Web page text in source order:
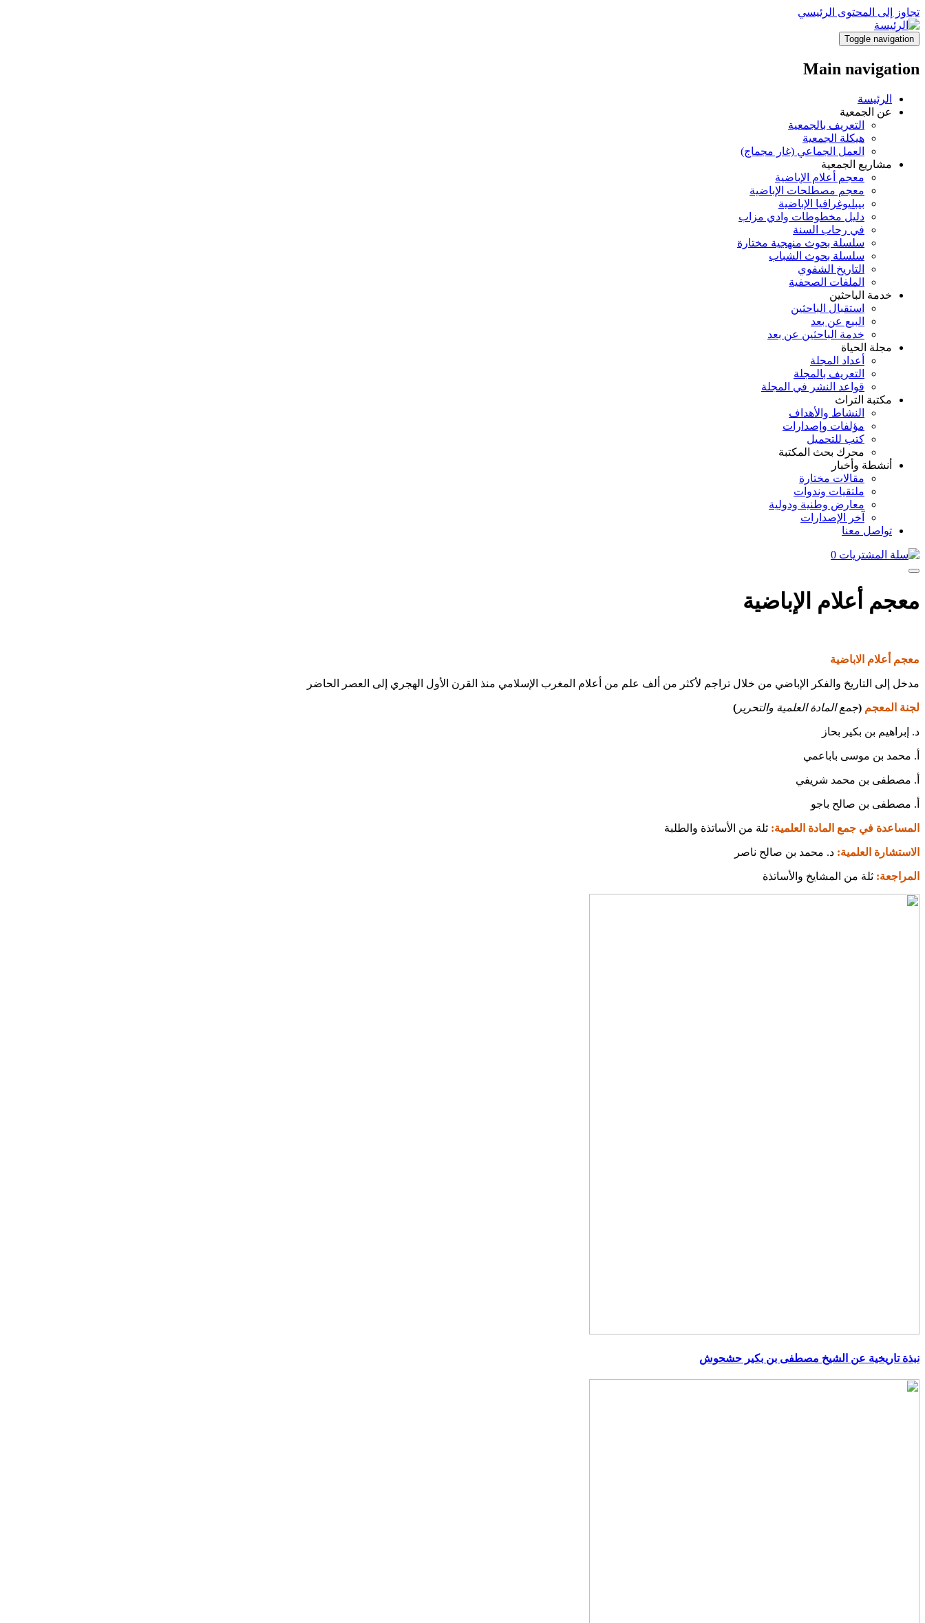
تجاوز إلى المحتوى الرئيسي
Toggle navigation
Main navigation
الرئيسة
عن الجمعية
التعريف بالجمعية
هيكلة الجمعية
العمل الجماعي (غار مجماج)
مشاريع الجمعية
معجم أعلام الإباضية
معجم مصطلحات الإباضية
بيبليوغرافيا الإباضية
دليل مخطوطات وادي مزاب
في رحاب السنة
سلسلة بحوث منهجية مختارة
سلسلة بحوث الشباب
التاريخ الشفوي
الملفات الصحفية
خدمة الباحثين
استقبال الباحثين
البيع عن بعد
خدمة الباحثين عن بعد
مجلة الحياة
أعداد المجلة
التعريف بالمجلة
قواعد النشر في المجلة
مكتبة التراث
النشاط والأهداف
مؤلفات وإصدارات
كتب للتحميل
محرك بحث المكتبة
أنشطة وأخبار
مقالات مختارة
ملتقيات وندوات
معارض وطنية ودولية
آخر الإصدارات
تواصل معنا
0
معجم أعلام الإباضية
معجم أعلام الاباضية
مدخل إلى التاريخ والفكر الإباضي من خلال تراجم لأكثر من ألف علم من أعلام المغرب الإسلامي منذ القرن الأول الهجري إلى العصر الحاضر
لجنة المعجم (جمع المادة العلمية والتحرير )
د. إبراهيم بن بكير بحاز
أ. محمد بن موسى باباعمي
أ. مصطفى بن محمد شريفي
أ. مصطفى بن صالح باجو
المساعدة في جمع المادة العلمية: ثلة من الأساتذة والطلبة
الاستشارة العلمية: د. محمد بن صالح ناصر
المراجعة: ثلة من المشايخ والأساتذة
نبذة تاريخية عن الشيخ مصطفى بن بكير حشحوش